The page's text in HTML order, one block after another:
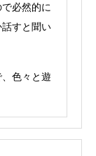
必然的に
すと聞い
色々と遊